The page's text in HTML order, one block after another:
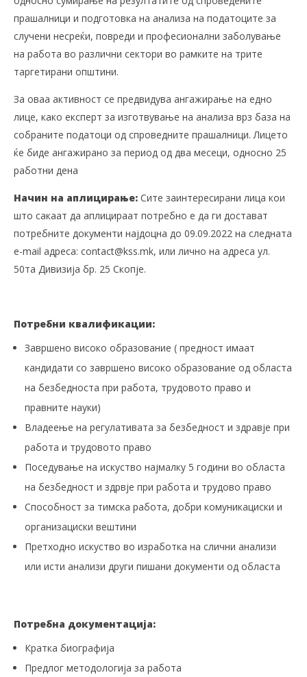
прашалници и подготовка на анализа на податоците за
случени несреќи, повреди и професионални заболување
на работа во различни сектори во рамките на трите
таргетирани општини.
За оваа активност се предвидува ангажирање на едно
лице, како експерт за изготвување на анализа врз база на
собраните податоци од спроведните прашалници. Лицето
ќе биде ангажирано за период од два месеци, односно 25
работни дена
Начин на аплицирање: Сите заинтересирани лица кои
што сакаат да аплицираат потребно е да ги достават
потребните документи најдоцна до 09.09.2022 на следната
e-mail адреса: contact@kss.mk, или лично на адреса ул.
50та Дивизија бр. 25 Скопје.
Потребни квалификации:
Завршено високо образование ( предност имаат
кандидати со завршено високо образование од областа
на безбедноста при работа, трудовото право и
правните науки)
Владеење на регулативата за безбедност и здравје при
работа и трудовото право
Поседување на искуство најмалку 5 години во областа
на безбедност и здрвје при работа и трудово право
Способност за тимска работа, добри комуникациски и
организациски вештини
Претходно искуство во изработка на слични анализи
или исти анализи други пишани документи од областа
Потребна документација:
Кратка биографија
Предлог методологија за работа